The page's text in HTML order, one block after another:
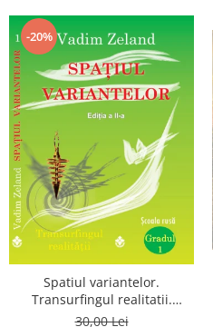
-20%
Spatiul variantelor.
Transurfingul realitatii.
Gradul 1. Cum sa ne
30,00 Lei